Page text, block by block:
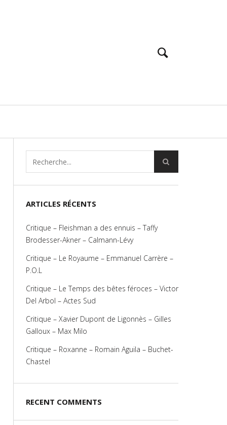
ARTICLES RÉCENTS
Critique – Fleishman a des ennuis – Taffy
Brodesser-Akner – Calmann-Lévy
Critique – Le Royaume – Emmanuel Carrère –
P.O.L
Critique – Le Temps des bêtes féroces – Victor
Del Arbol – Actes Sud
Critique – Xavier Dupont de Ligonnès – Gilles
Galloux – Max Milo
Critique – Roxanne – Romain Aguila – Buchet-
Chastel
RECENT COMMENTS